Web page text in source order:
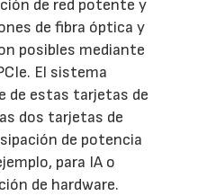
de red potente y
de fibra óptica y
posibles mediante
El sistema
de estas tarjetas de
dos tarjetas de
de potencia
para IA o
de hardware.